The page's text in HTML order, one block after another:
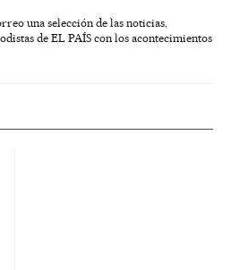
una selección de las noticias,
de EL PAÍS con los acontecimientos